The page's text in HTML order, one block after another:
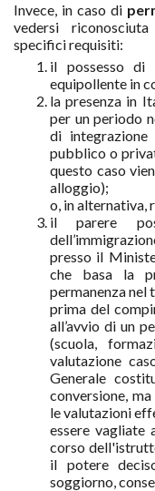
Invece, in caso di
vedersi
specifici requisiti:
il possesso di
equipollente in
la presenza in
per un periodo
di
pubblico o
questo caso
alloggio);
o, in alternativa,
il parere
presso il
che basa la
permanenza nel
prima del
all’avvio di un
(scuola,
valutazione
Generale
conversione,
le valutazioni
essere
corso
il potere
soggiorno,